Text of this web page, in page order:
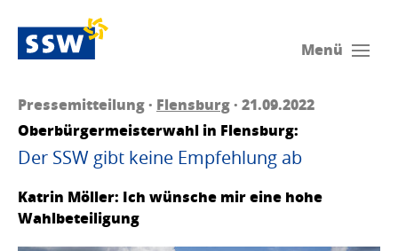
Menü
Pressemitteilung · Flensburg· 21.09.2022
Oberbürgermeisterwahl in Flensburg:
Der SSW gibt keine Empfehlung ab
Katrin Möller: Ich wünsche mir eine hohe
Wahlbeteiligung